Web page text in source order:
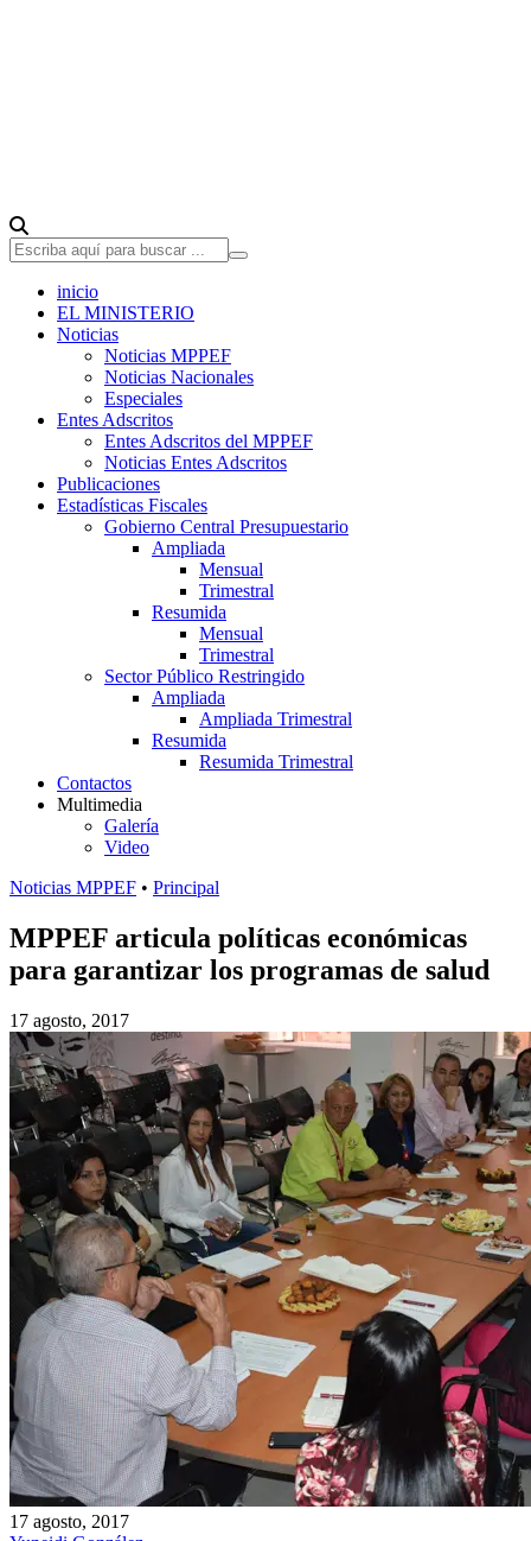
inicio
EL MINISTERIO
Noticias
Noticias MPPEF
Noticias Nacionales
Especiales
Entes Adscritos
Entes Adscritos del MPPEF
Noticias Entes Adscritos
Publicaciones
Estadísticas Fiscales
Gobierno Central Presupuestario
Ampliada
Mensual
Trimestral
Resumida
Mensual
Trimestral
Sector Público Restringido
Ampliada
Ampliada Trimestral
Resumida
Resumida Trimestral
Contactos
Multimedia
Galería
Video
Noticias MPPEF • Principal
MPPEF articula políticas económicas
para garantizar los programas de salud
17 agosto, 2017
17 agosto, 2017